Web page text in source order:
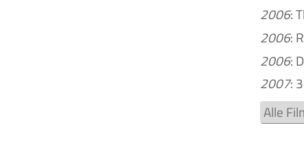
2006:
2006:
2006:
2007:
Alle